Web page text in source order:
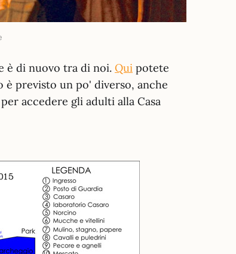
è di nuovo tra di noi. Qui potete
è previsto un po' diverso, anche
accedere gli adulti alla Casa